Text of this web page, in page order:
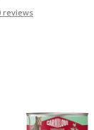
reviews